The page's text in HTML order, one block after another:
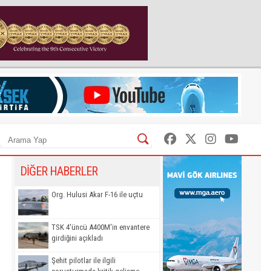
DİĞER HABERLER
Org. Hulusi Akar F-16 ile uçtu
TSK 4'üncü A400M'in envantere
girdiğini açıkladı
Şehit pilotlar ile ilgili